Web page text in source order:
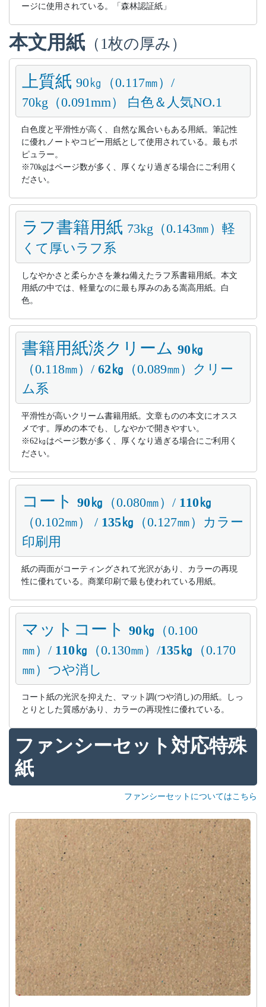
ージに使用されている。「森林認証紙」
本文用紙（1枚の厚み）
上質紙 90㎏（0.117㎜）/
70kg（0.091mm） 白色＆人気NO.1
白色度と平滑性が高く、自然な風合いもある用紙。筆記性
に優れノートやコピー用紙として使用されている。最もポ
ピュラー。
※70kgはページ数が多く、厚くなり過ぎる場合にご利用く
ださい。
ラフ書籍用紙 73kg（0.143㎜）軽
くて厚いラフ系
しなやかさと柔らかさを兼ね備えたラフ系書籍用紙。本文
用紙の中では、軽量なのに最も厚みのある嵩高用紙。白
色。
書籍用紙淡クリーム 90㎏
（0.118㎜）/ 62㎏ （0.089㎜）クリー
ム系
平滑性が高いクリーム書籍用紙。文章ものの本文にオスス
メです。厚めの本でも、しなやかで開きやすい。
※62㎏はページ数が多く、厚くなり過ぎる場合にご利用く
ださい。
コート 90㎏ （0.080㎜）/ 110㎏
（0.102㎜） / 135㎏ （0.127㎜）カラー
印刷用
紙の両面がコーティングされて光沢があり、カラーの再現
性に優れている。商業印刷で最も使われている用紙。
マットコート 90㎏ （0.100
㎜）/ 110㎏ （0.130㎜）/135㎏ （0.170
㎜）つや消し
コート紙の光沢を抑えた、マット調(つや消し)の用紙。しっ
とりとした質感があり、カラーの再現性に優れている。
ファンシーセット対応特殊
紙
ファンシーセットについてはこちら